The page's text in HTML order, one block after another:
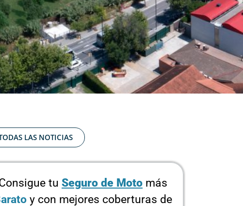
LAS NOTICIAS
tu Seguro de Moto más
y con mejores coberturas de